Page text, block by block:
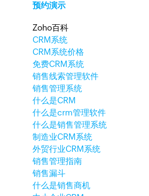
预约演示
Zoho百科
CRM系统
CRM系统价格
免费CRM系统
销售线索管理软件
销售管理系统
什么是CRM
什么是crm管理软件
什么是销售管理系统
制造业CRM系统
外贸行业CRM系统
销售管理指南
销售漏斗
什么是销售商机